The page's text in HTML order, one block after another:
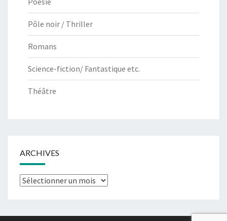
Pôle noir / Thriller
Romans
Science-fiction/ Fantastique etc.
Théâtre
ARCHIVES
Archives